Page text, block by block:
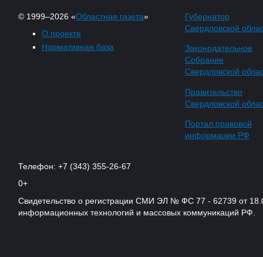
© 1999–2026 «Областная газета»
О проекте
Нормативная база
Губернатор
Свердловской
Законодательное
Собрание
Свердловской
Правительство
Свердловской
Портал правовой
информации РФ
Телефон: +7 (343) 355-26-67
0+
Свидетельство о регистрации СМИ ЭЛ № ФС 77 - 62739 от
информационных технологий и массовых коммуникаций РФ.